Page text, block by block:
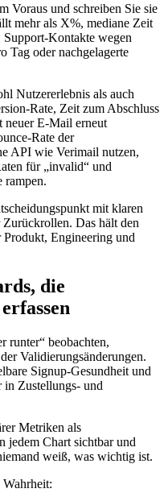
Voraus und schreiben Sie sie
mehr als X%, mediane Zeit
wegen
Tag oder nachgelagerte
Nutzererlebnis als auch
Zeit zum Abschluss
E‑Mail erneut
der
API wie Verimail nutzen,
für „invalid“ und
rampen.
mit klaren
Das hält den
Engineering und
die
runter“ beobachten,
Validierungsänderungen.
Signup‑Gesundheit und
Zustellungs‑ und
Metriken als
jedem Chart sichtbar und
weiß, was wichtig ist.